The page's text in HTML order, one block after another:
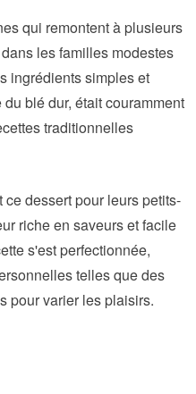
qui remontent à plusieurs
les familles modestes
ingrédients simples et
blé dur, était couramment
traditionnelles
dessert pour leurs petits-
riche en saveurs et facile
s'est perfectionnée,
telles que des
pour varier les plaisirs.